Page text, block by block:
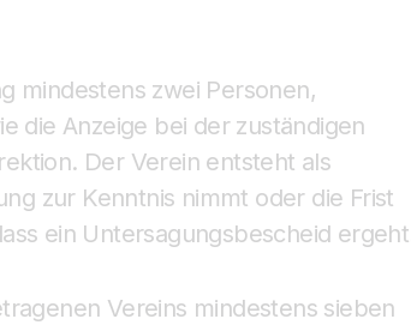
mindestens zwei Personen,
die Anzeige bei der zuständigen
Der Verein entsteht als
zur Kenntnis nimmt oder die Frist
ein Untersagungsbescheid
Vereins mindestens sieben